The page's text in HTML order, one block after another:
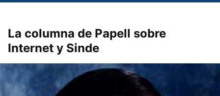
La columna de Papell sobre
Internet y Sinde